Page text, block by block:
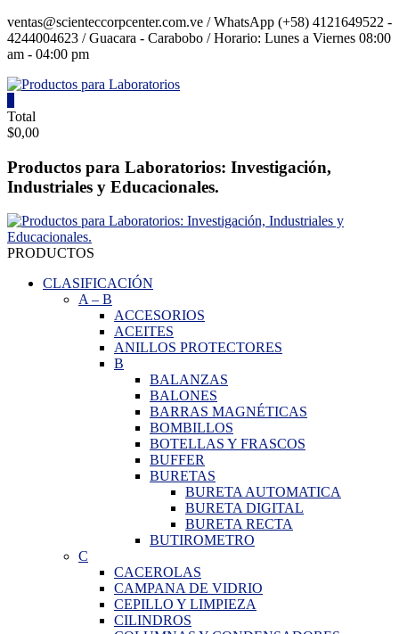
Saltar
contenido
ventas@scienteccorpcenter.com.ve / WhatsApp (+58) 4121649522 -
4244004623 / Guacara - Carabobo / Horario: Lunes a Viernes 08:00
am - 04:00 pm
Productos
para
Laboratorios
Investigación,
y
Educacionales.
Total
$0,00
Productos para Laboratorios: Investigación,
Industriales y Educacionales.
PRODUCTOS
CLASIFICACIÓN
A– B
ACCESORIOS
ACEITES
ANILLOS PROTECTORES
B
BALANZAS
BALONES
BARRAS MAGNÉTICAS
BOMBILLOS
BOTELLAS Y FRASCOS
BUFFER
BURETAS
BURETA AUTOMATICA
BURETA DIGITAL
BURETA RECTA
BUTIROMETRO
C
CACEROLAS
CAMPANA DE VIDRIO
CEPILLO Y LIMPIEZA
CILINDROS